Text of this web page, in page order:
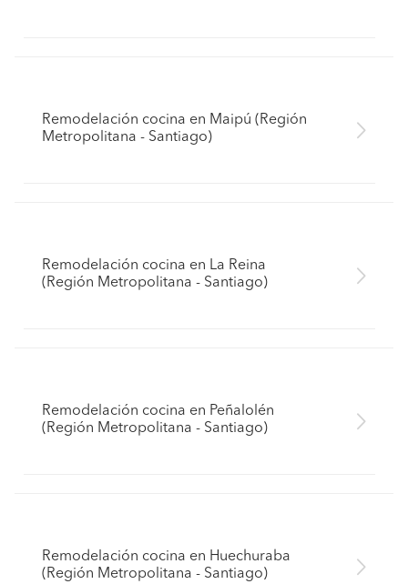
Remodelación cocina en Maipú (Región
Metropolitana - Santiago)
Remodelación cocina en La Reina
(Región Metropolitana - Santiago)
Remodelación cocina en Peñalolén
(Región Metropolitana - Santiago)
Remodelación cocina en Huechuraba
(Región Metropolitana - Santiago)